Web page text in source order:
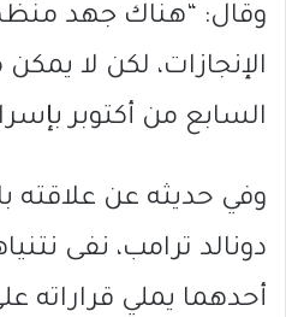
وقال: “هناك جهد
الإنجازات، لكن لا
السابع من أكتوبر
وفي حديثه عن علاقته
دونالد ترامب، نفى
أحدهما يملي قراراته